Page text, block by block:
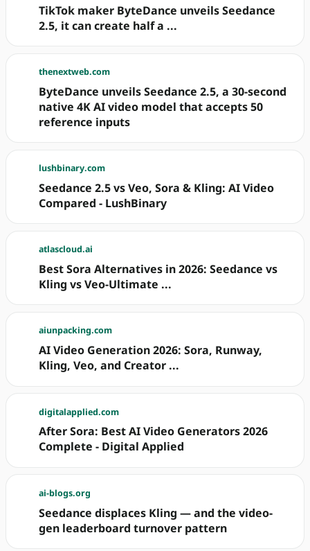
TikTok maker ByteDance unveils Seedance
2.5, it can create half a ...
thenextweb.com
ByteDance unveils Seedance 2.5, a 30-second
native 4K AI video model that accepts 50
reference inputs
lushbinary.com
Seedance 2.5 vs Veo, Sora & Kling: AI Video
Compared - LushBinary
atlascloud.ai
Best Sora Alternatives in 2026: Seedance vs
Kling vs Veo-Ultimate ...
aiunpacking.com
AI Video Generation 2026: Sora, Runway,
Kling, Veo, and Creator ...
digitalapplied.com
After Sora: Best AI Video Generators 2026
Complete - Digital Applied
ai-blogs.org
Seedance displaces Kling — and the video-
gen leaderboard turnover pattern